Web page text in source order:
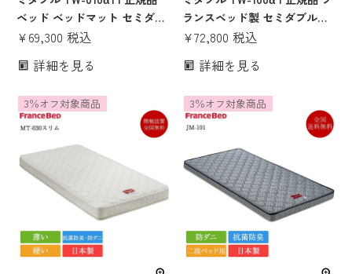
ベッド ベッドマット セミダブ
ルマットレス セミダブルベッ
ミダブルサイズ tw-010α 1 硬
産 厚さ20cm ベット マット ベ
ッドマットレス francebed
¥69,300 税込
詳細を見る
ランスベッド製 セミダブルマ
ットレス セミダブルベッド ベ
ベットマット ベットマットレ
度連続スプリング
¥72,800 税込
詳細を見る
3％オフ対象商品 3％オフ対象商品